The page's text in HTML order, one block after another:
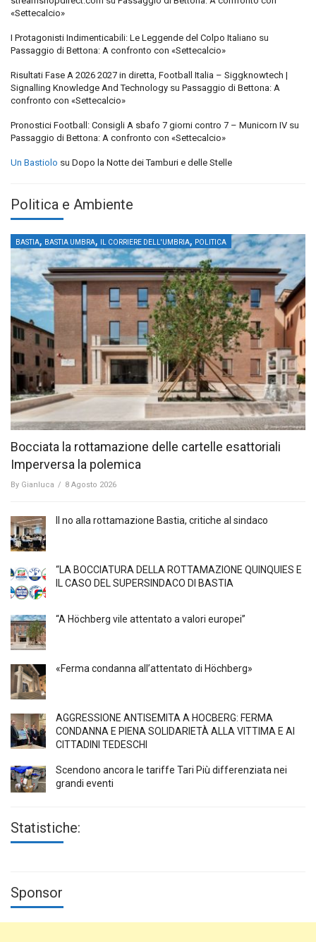
«Settecalcio»
I Protagonisti Indimenticabili: Le Leggende del Colpo Italiano su
Passaggio di Bettona: A confronto con «Settecalcio»
Risultati Fase A 2026 2027 in diretta, Football Italia – Siggknowtech |
Signalling Knowledge And Technology su Passaggio di Bettona: A
confronto con «Settecalcio»
Pronostici Football: Consigli A sbafo 7 giorni contro 7 – Municorn IV su
Passaggio di Bettona: A confronto con «Settecalcio»
Un Bastiolo su Dopo la Notte dei Tamburi e delle Stelle
Politica e Ambiente
BASTIA, BASTIA UMBRA, IL CORRIERE DELL'UMBRIA, POLITICA
Bocciata la rottamazione delle cartelle esattoriali
Imperversa la polemica
By Gianluca / 8 Agosto 2026
Il no alla rottamazione Bastia, critiche al sindaco
“LA BOCCIATURA DELLA ROTTAMAZIONE QUINQUIES E
IL CASO DEL SUPERSINDACO DI BASTIA
“A Höchberg vile attentato a valori europei”
«Ferma condanna all’attentato di Höchberg»
AGGRESSIONE ANTISEMITA A HÖCBERG: FERMA
CONDANNA E PIENA SOLIDARIETÀ ALLA VITTIMA E AI
CITTADINI TEDESCHI
Scendono ancora le tariffe Tari Più differenziata nei
grandi eventi
Statistiche:
Sponsor